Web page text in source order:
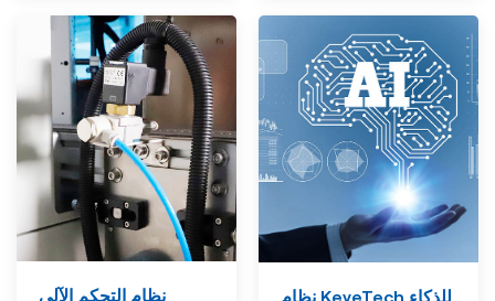
نظام التحكم الآلي
نظام KeyeTech للذكاء